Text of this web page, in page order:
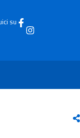
su